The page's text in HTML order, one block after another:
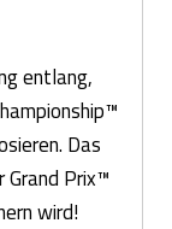
entlang,
Das
Grand Prix™
wird!